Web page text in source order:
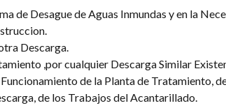
de Desague de Aguas Inmundas y en la
Descarga.
,por cualquier Descarga Similar
de la Planta de Tratamiento,
de los Trabajos del Acantarillado.